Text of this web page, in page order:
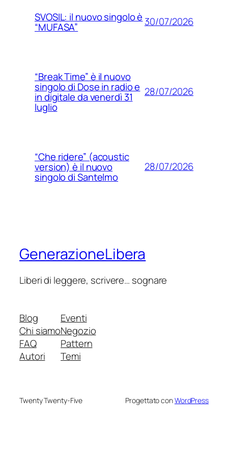
SVOSIL: il nuovo singolo è
“MUFASA” 30/07/2026
“Break Time” è il nuovo
singolo di Dose in radio e
in digitale da venerdì 31
luglio
28/07/2026
“Che ridere” (acoustic
version) è il nuovo
singolo di Santelmo
28/07/2026
GenerazioneLibera
Liberi di leggere, scrivere… sognare
Blog
Chi siamo
FAQ
Autori
Eventi
Negozio
Pattern
Temi
Twenty Twenty-Five Progettato conWordPress